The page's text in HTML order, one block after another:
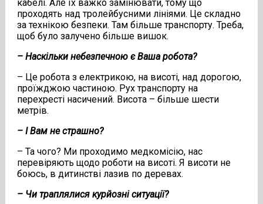
кабелі. Але їх важко замінювати, тому що
проходять над тролейбусними лініями. Це складно
за технікою безпеки. Там більше транспорту. Треба,
щоб було залучено більше вишок.
– Наскільки небезпечною є Ваша робота?
– Це робота з електрикою, на висоті, над дорогою,
проїжджою частиною. Рух транспорту на
перехресті насичений. Висота – більше шести
метрів.
– І Вам не страшно?
– Та чого? Ми проходимо медкомісію, нас
перевіряють щодо роботи на висоті. Я висоти не
боюсь, в дитинстві лазив по деревах.
– Чи траплялися курйозні ситуації?